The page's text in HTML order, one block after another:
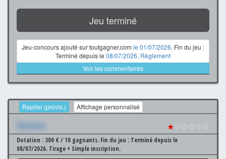
Jeu terminé
Jeu-concours ajouté sur toutgagner.com le 01/07/2026. Fin du jeu :
Terminé depuis le 08/07/2026. Règlement
Voir les commentaires
Replier (provis.) Affichage personnalisé
Xxxxxxx ★☆☆☆☆☆
Dotation : 300 € / 10 gagnants. Fin du jeu : Terminé depuis le
08/07/2026. Tirage + Simple inscription.